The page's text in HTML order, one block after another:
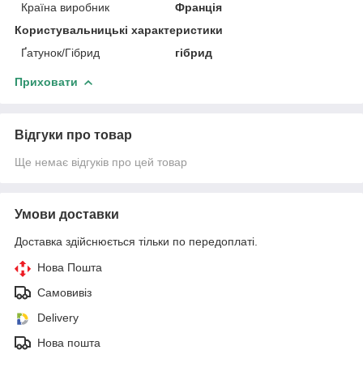
Країна виробник
Франція
Користувальницькі характеристики
Ґатунок/Гібрид
гібрид
Приховати
Відгуки про товар
Ще немає відгуків про цей товар
Умови доставки
Доставка здійснюється тільки по передоплаті.
Нова Пошта
Самовивіз
Delivery
Нова пошта